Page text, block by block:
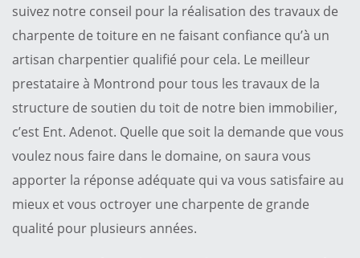
suivez notre conseil pour la réalisation des travaux de
charpente de toiture en ne faisant confiance qu’à un
artisan charpentier qualifié pour cela. Le meilleur
prestataire à Montrond pour tous les travaux de la
structure de soutien du toit de notre bien immobilier,
c’est Ent. Adenot. Quelle que soit la demande que vous
voulez nous faire dans le domaine, on saura vous
apporter la réponse adéquate qui va vous satisfaire au
mieux et vous octroyer une charpente de grande
qualité pour plusieurs années.